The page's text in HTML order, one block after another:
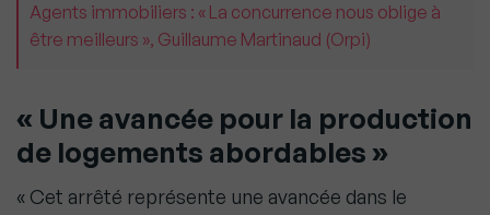
Agents immobiliers : « La concurrence nous oblige à
être meilleurs », Guillaume Martinaud (Orpi)
« Une avancée pour la production
de logements abordables »
« Cet arrêté représente une avancée dans le